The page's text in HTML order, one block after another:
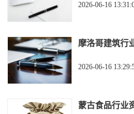
2026-06-16
摩洛哥建筑行
2026-06-16
蒙古食品行业